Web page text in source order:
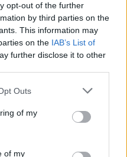
opt-out of the further
by third parties on the
This information may
on the IAB’s List of
further disclose it to other
Outs
of my
of my
um carácter
estabelecidos com
de
de protocolos de
o compromisso
e a partilha de
altamente
à carência de
setor.